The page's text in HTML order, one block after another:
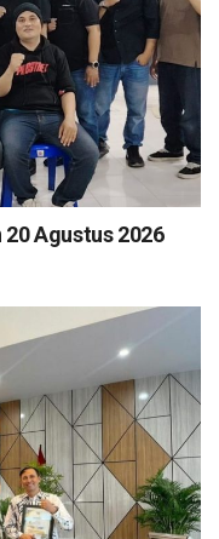
Agustus 2026